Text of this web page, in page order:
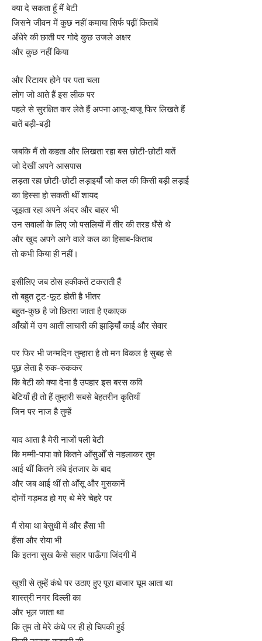
क्या दे सकता हूँ मैं बेटी
जिसने जीवन में कुछ नहीं कमाया सिर्फ पढ़ीं किताबें
अँधेरे की छाती पर गोदे कुछ उजले अक्षर
और कुछ नहीं किया
और रिटायर होने पर पता चला
लोग जो आते हैं इस लीक पर
पहले से सुरक्षित कर लेते हैं अपना आजू-बाजू फिर लिखते हैं
बातें बड़ी-बड़ी
जबकि मैं तो कहता और लिखता रहा बस छोटी-छोटी बातें
जो देखीं अपने आसपास
लड़ता रहा छोटी-छोटी लड़ाइयाँ जो कल की किसी बड़ी लड़ाई
का हिस्सा हो सकती थीं शायद
जूझता रहा अपने अंदर और बाहर भी
उन सवालों के लिए जो पसलियों में तीर की तरह धँसे थे
और खुद अपने आने वाले कल का हिसाब-किताब
तो कभी किया ही नहीं।
इसीलिए जब ठोस हकीकतें टकराती हैं
तो बहुत टूट-फूट होती है भीतर
बहुत-कुछ है जो छितरा जाता है एकाएक
आँखों में उग आतीं लाचारी की झाड़ियाँ काई और सेवार
पर फिर भी जन्मदिन तुम्हारा है तो मन विकल है सुबह से
पूछ लेता है रुक-रुककर
कि बेटी को क्या देना है उपहार इस बरस कवि
बेटियाँ ही तो हैं तुम्हारी सबसे बेहतरीन कृतियाँ
जिन पर नाज है तुम्हें
याद आता है मेरी नाजों पली बेटी
कि मम्मी-पापा को कितने आँसुओँ से नहलाकर तुम
आई थीं कितने लंबे इंतजार के बाद
और जब आई थीं तो आँसू और मुसकानें
दोनों गड़मड हो गए थे मेरे चेहरे पर
मैं रोया था बेसुधी में और हँसा भी
हँसा और रोया भी
कि इतना सुख कैसे सहार पाऊँगा जिंदगी में
खुशी से तुम्हें कंधे पर उठाए हुए पूरा बाजार घूम आता था
शास्त्री नगर दिल्ली का
और भूल जाता था
कि तुम तो मेरे कंधे पर ही हो चिपकी हुई